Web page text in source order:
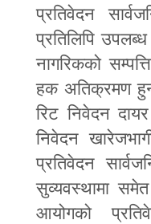
प्रतिवेदन
प्रतिलिपि उपलब्ध
नागरिकको
हक अतिक्रमण हुन
रिट निवेदन
निवेदन
प्रतिवेदन
सुव्यवस्थामा
आयोगको